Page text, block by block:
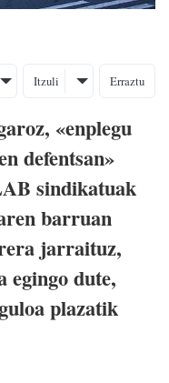
Itzuli Erraztu
«enplegu
defentsan»
sindikatuak
barruan
jarraituz,
egingo dute,
plazatik